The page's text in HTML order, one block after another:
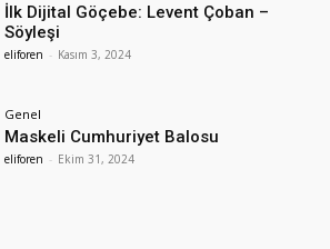
İlk Dijital Göçebe: Levent Çoban –
Söyleşi
eliforen - Kasım 3, 2024
Genel
Maskeli Cumhuriyet Balosu
eliforen - Ekim 31, 2024